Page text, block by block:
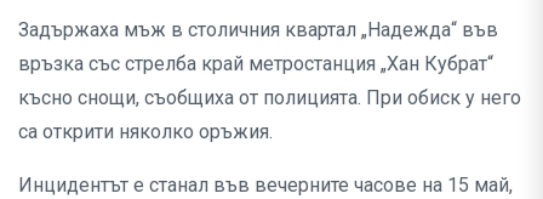
Задържаха мъж в столичния квартал „Надежда“ във
връзка със стрелба край метростанция „Хан Кубрат“
късно снощи, съобщиха от полицията. При обиск у него
са открити няколко оръжия.
Инцидентът е станал във вечерните часове на 15 май,